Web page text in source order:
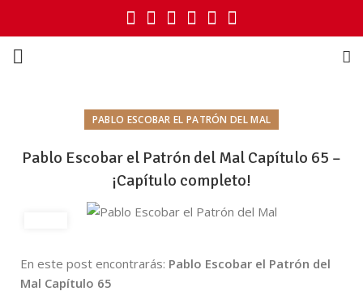
PABLO ESCOBAR EL PATRÓN DEL MAL
Pablo Escobar el Patrón del Mal Capítulo 65 –
¡Capítulo completo!
En este post encontrarás: Pablo Escobar el Patrón del
Mal Capítulo 65